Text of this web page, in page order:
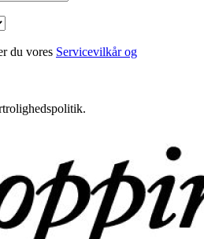
du vores Servicevilkår og